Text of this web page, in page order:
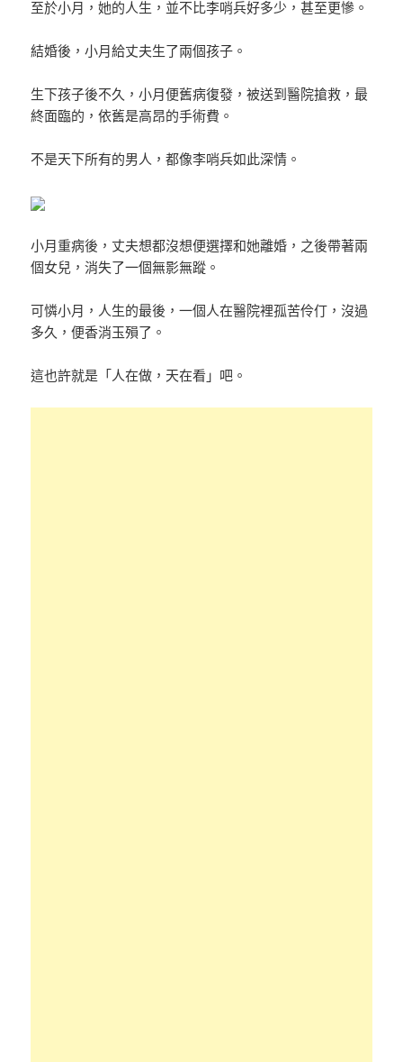
至於小月，她的人生，並不比李哨兵好多少，甚至更慘。
結婚後，小月給丈夫生了兩個孩子。
生下孩子後不久，小月便舊病復發，被送到醫院搶救，最
終面臨的，依舊是高昂的手術費。
不是天下所有的男人，都像李哨兵如此深情。
小月重病後，丈夫想都沒想便選擇和她離婚，之後帶著兩
個女兒，消失了一個無影無蹤。
可憐小月，人生的最後，一個人在醫院裡孤苦伶仃，沒過
多久，便香消玉殞了。
這也許就是「人在做，天在看」吧。